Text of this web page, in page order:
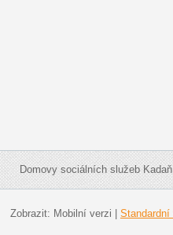
Domovy sociálních služeb
Zobrazit: Mobilní verzi | Standardní